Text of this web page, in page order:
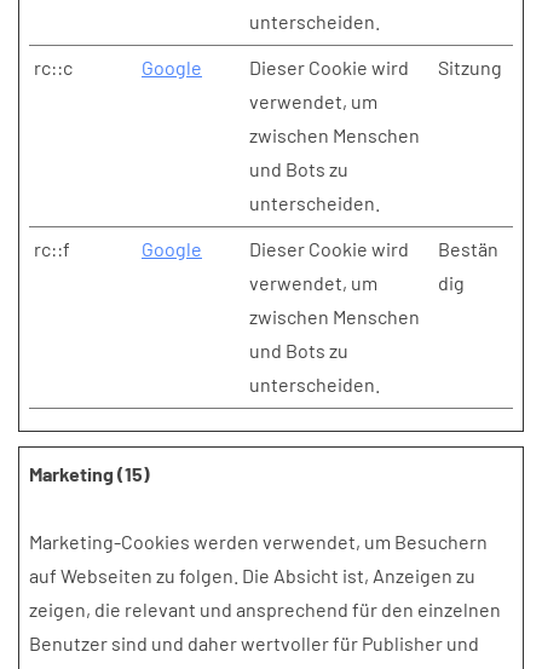
unterscheiden.
rc::c Google
Dieser Cookie wird
verwendet, um
zwischen Menschen
und Bots zu
unterscheiden.
Sitzung
rc::f Google
Dieser Cookie wird
verwendet, um
zwischen Menschen
und Bots zu
unterscheiden.
Bestän
dig
Marketing (15)
Marketing-Cookies werden verwendet, um Besuchern
auf Webseiten zu folgen. Die Absicht ist, Anzeigen zu
zeigen, die relevant und ansprechend für den einzelnen
Benutzer sind und daher wertvoller für Publisher und